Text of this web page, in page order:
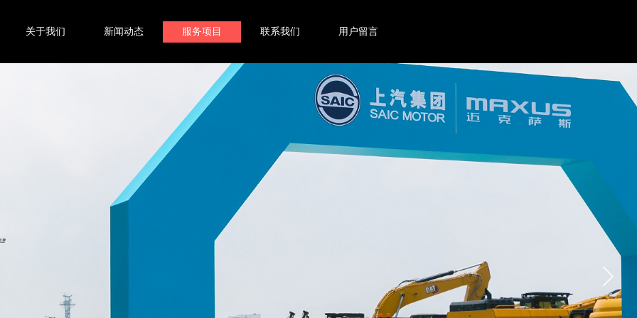
关于我们 新闻动态 服务项目 联系我们 用户留言